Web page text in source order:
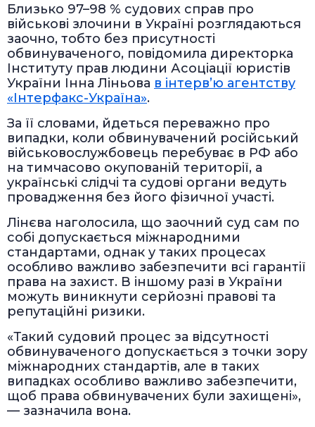
Близько 97–98 % судових справ про
військові злочини в Україні розглядаються
заочно, тобто без присутності
обвинуваченого, повідомила директорка
Інституту прав людини Асоціації юристів
України Інна Ліньова в інтерв’ю агентству
«Інтерфакс-Україна».
За її словами, йдеться переважно про
випадки, коли обвинувачений російський
військовослужбовець перебуває в РФ або
на тимчасово окупованій території, а
українські слідчі та судові органи ведуть
провадження без його фізичної участі.
Лінєва наголосила, що заочний суд сам по
собі допускається міжнародними
стандартами, однак у таких процесах
особливо важливо забезпечити всі гарантії
права на захист. В іншому разі в України
можуть виникнути серйозні правові та
репутаційні ризики.
«Такий судовий процес за відсутності
обвинуваченого допускається з точки зору
міжнародних стандартів, але в таких
випадках особливо важливо забезпечити,
щоб права обвинувачених були захищені»,
— зазначила вона.